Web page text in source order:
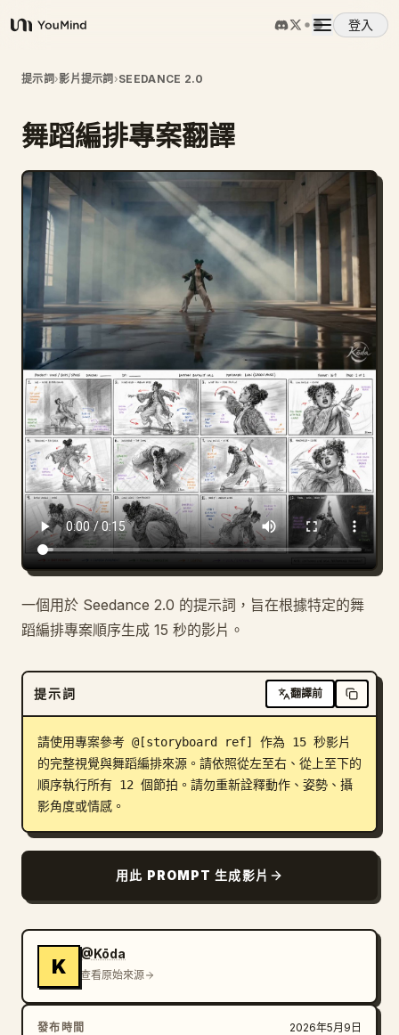
YouMind
登入
概覽
使用案例
技能
提示詞
定價
下載
部落格
更新
提示詞›影片提示詞 ›SEEDANCE 2.0
舞蹈編排專案翻譯
一個用於 Seedance 2.0 的提示詞，旨在根據特定的舞
蹈編排專案順序生成 15 秒的影片。
提示詞 翻譯前
請使用專案參考 @[storyboard ref] 作為 15 秒影片
的完整視覺與舞蹈編排來源。請依照從左至右、從上至下的
順序執行所有 12 個節拍。請勿重新詮釋動作、姿勢、攝
影角度或情感。
用此 PROMPT 生成影片
K
@Kōda
查看原始來源
發布時間 2026年5月9日